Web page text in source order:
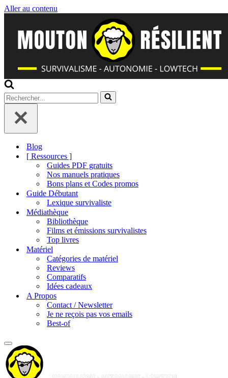
Aller au contenu
Rechercher...
Blog
[ Ressources ]
Guides PDF gratuits
Nos manuels pratiques
Bons plans et Codes promos
Guide Débutant
Lexique survivaliste
Médiathèque
Bibliothèque
Films et émissions survivalistes
Top livres
Matériel
Catégories de matériel
Reviews
Comparatifs
Idées cadeaux
A Propos
Contact / Newsletter
Je ne reçois pas vos emails
Best-of
Menu
de
navigation